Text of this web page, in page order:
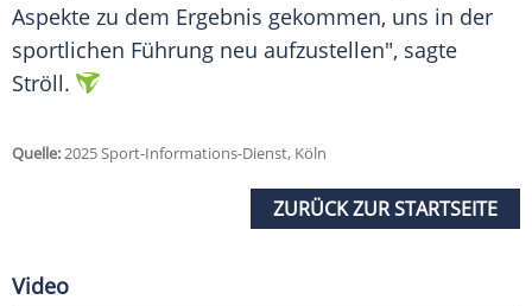
Aspekte zu dem Ergebnis gekommen, uns in der
sportlichen Führung neu aufzustellen", sagte
Ströll.
Quelle:2025 Sport-Informations-Dienst, Köln
ZURÜCK ZUR STARTSEITE
Video